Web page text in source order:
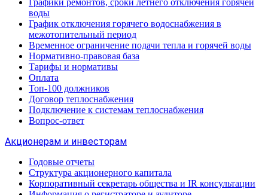
Графики ремонтов, сроки летнего отключения горячей
воды
График отключения горячего водоснабжения в
межотопительный период
Временное ограничение подачи тепла и горячей воды
Нормативно-правовая база
Тарифы и нормативы
Оплата
Топ-100 должников
Договор теплоснабжения
Подключение к системам теплоснабжения
Вопрос-ответ
Акционерам и инвесторам
Годовые отчеты
Структура акционерного капитала
Корпоративный секретарь общества и IR консультации